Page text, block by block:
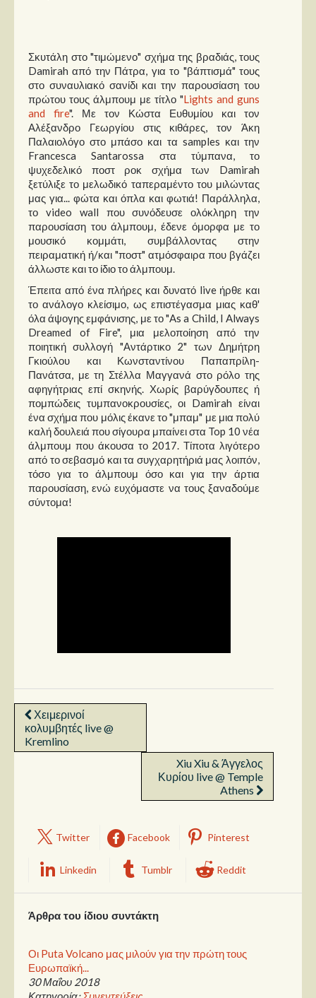
Σκυτάλη στο "τιμώμενο" σχήμα της βραδιάς, τους
Damirah από την Πάτρα, για το "βάπτισμά" τους
στο συναυλιακό σανίδι και την παρουσίαση του
πρώτου τους άλμπουμ με τίτλο "Lights and guns
and fire". Με τον Κώστα Ευθυμίου και τον
Αλέξανδρο Γεωργίου στις κιθάρες, τον Άκη
Παλαιολόγο στο μπάσο και τα samples και την
Francesca Santarossa στα τύμπανα, το
ψυχεδελικό ποστ ροκ σχήμα των Damirah
ξετύλιξε το μελωδικό ταπεραμέντο του μιλώντας
μας για... φώτα και όπλα και φωτιά! Παράλληλα,
το video wall που συνόδευσε ολόκληρη την
παρουσίαση του άλμπουμ, έδενε όμορφα με το
μουσικό κομμάτι, συμβάλλοντας στην
πειραματική ή/και "ποστ" ατμόσφαιρα που βγάζει
άλλωστε και το ίδιο το άλμπουμ.
Έπειτα από ένα πλήρες και δυνατό live ήρθε και
το ανάλογο κλείσιμο, ως επιστέγασμα μιας καθ'
όλα άψογης εμφάνισης, με το "As a Child, I Always
Dreamed of Fire", μια μελοποίηση από την
ποιητική συλλογή "Αντάρτικο 2" των Δημήτρη
Γκιούλου και Κωνσταντίνου Παπαπρίλη-
Πανάτσα, με τη Στέλλα Μαγγανά στο ρόλο της
αφηγήτριας επί σκηνής. Χωρίς βαρύγδουπες ή
πομπώδεις τυμπανοκρουσίες, οι Damirah είναι
ένα σχήμα που μόλις έκανε το "μπαμ" με μια πολύ
καλή δουλειά που σίγουρα μπαίνει στα Top 10 νέα
άλμπουμ που άκουσα το 2017. Τίποτα λιγότερο
από το σεβασμό και τα συγχαρητήριά μας λοιπόν,
τόσο για το άλμπουμ όσο και για την άρτια
παρουσίαση, ενώ ευχόμαστε να τους ξαναδούμε
σύντομα!
Χειμερινοί
κολυμβητές live @
Kremlino
Xiu Xiu & Άγγελος
Κυρίου live @ Temple
Athens
Twitter Facebook Pinterest
Linkedin Tumblr Reddit
Άρθρα του ίδιου συντάκτη
Οι Puta Volcano μας μιλούν για την πρώτη τους
Ευρωπαϊκή...
30 Μαΐου 2018